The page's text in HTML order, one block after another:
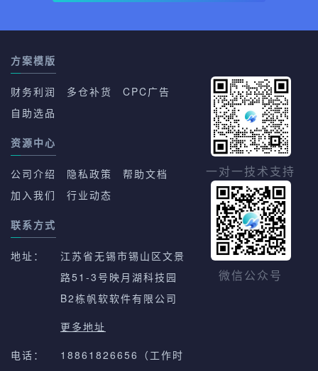
方案模版
财务利润 多仓补货
CPC广告
自助选品
资源中心
公司介绍 隐私政策
帮助文档
加入我们
行业动态
联系方式
地址：
江苏省无锡市锡山区文景
路51-3号映月湖科技园
B2栋帆软软件有限公司
更多地址
电话：
18861826656（工作时
一对一技术支持
微信公众号